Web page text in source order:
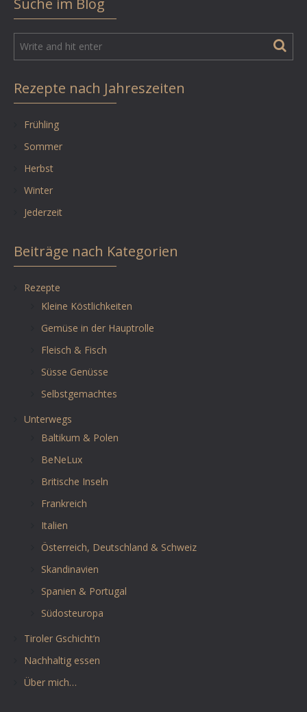
Rezepte nach Jahreszeiten
Frühling
Sommer
Herbst
Winter
Jederzeit
Beiträge nach Kategorien
Rezepte
Kleine Köstlichkeiten
Gemüse in der Hauptrolle
Fleisch & Fisch
Süsse Genüsse
Selbstgemachtes
Unterwegs
Baltikum & Polen
BeNeLux
Britische Inseln
Frankreich
Italien
Österreich, Deutschland & Schweiz
Skandinavien
Spanien & Portugal
Südosteuropa
Tiroler Gschicht’n
Nachhaltig essen
Über mich…